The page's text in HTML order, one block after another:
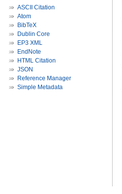
ASCII Citation
Atom
BibTeX
Dublin Core
EP3 XML
EndNote
HTML Citation
JSON
Reference Manager
Simple Metadata